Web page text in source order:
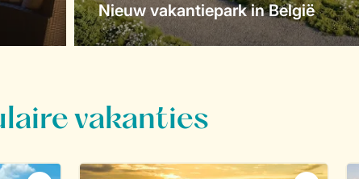
Nieuw vakantiepark in België